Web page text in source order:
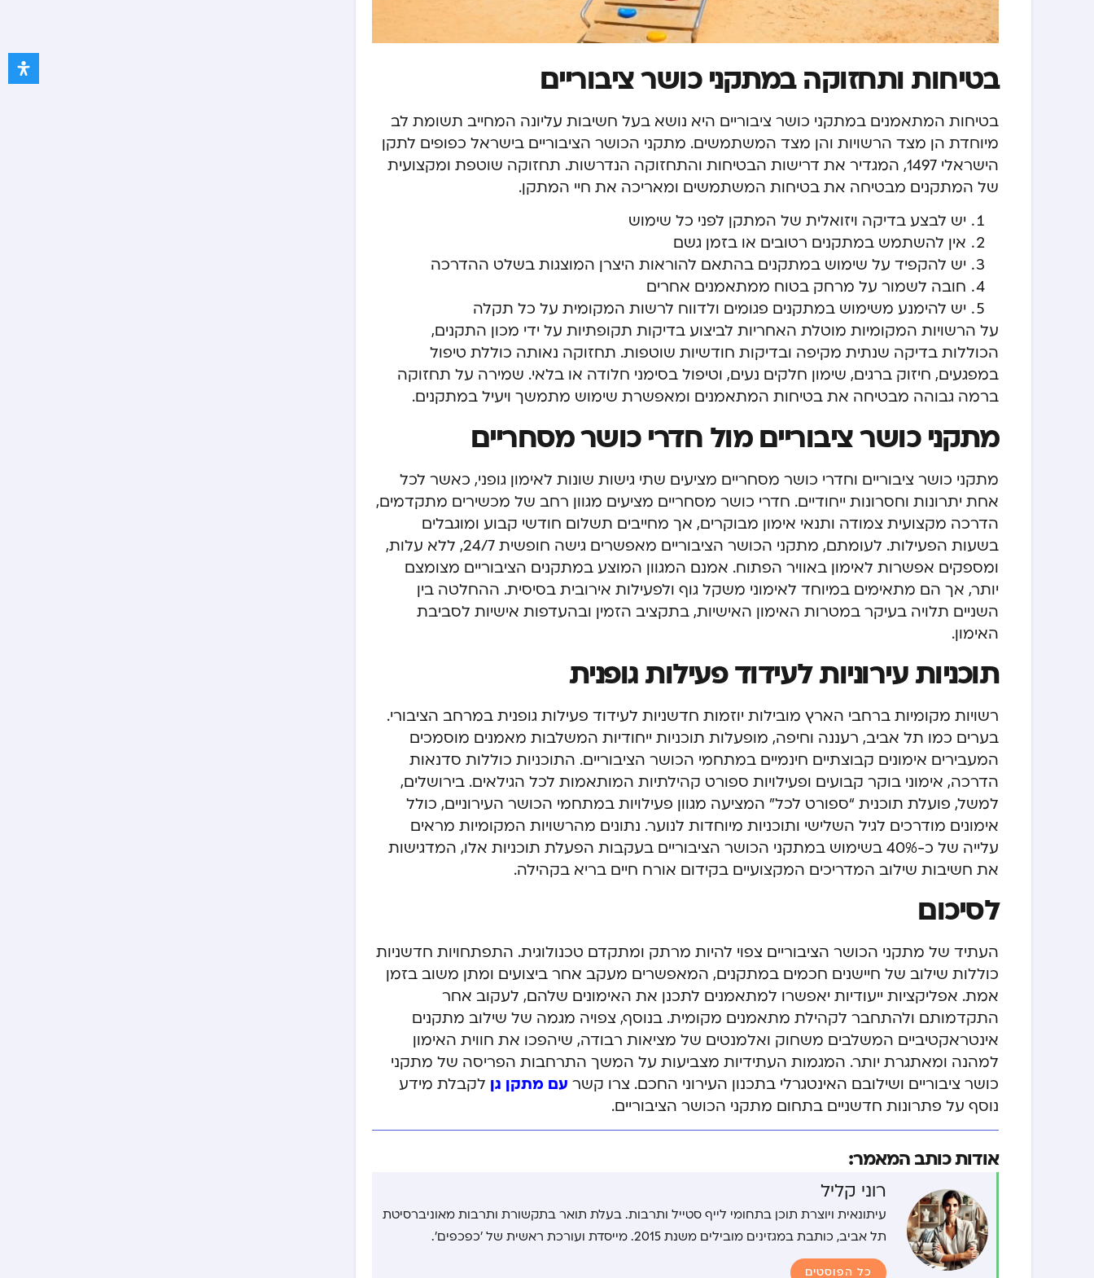
בטיחות ותחזוקה במתקני כושר ציבוריים
בטיחות המתאמנים במתקני כושר ציבוריים היא נושא בעל חשיבות עליונה המחייב תשומת לב
מיוחדת הן מצד הרשויות והן מצד המשתמשים. מתקני הכושר הציבוריים בישראל כפופים לתקן
הישראלי 1497, המגדיר את דרישות הבטיחות והתחזוקה הנדרשות. תחזוקה שוטפת ומקצועית
של המתקנים מבטיחה את בטיחות המשתמשים ומאריכה את חיי המתקן.
יש לבצע בדיקה ויזואלית של המתקן לפני כל שימוש
אין להשתמש במתקנים רטובים או בזמן גשם
יש להקפיד על שימוש במתקנים בהתאם להוראות היצרן המוצגות בשלט ההדרכה
חובה לשמור על מרחק בטוח ממתאמנים אחרים
יש להימנע משימוש במתקנים פגומים ולדווח לרשות המקומית על כל תקלה
על הרשויות המקומיות מוטלת האחריות לביצוע בדיקות תקופתיות על ידי מכון התקנים,
הכוללות בדיקה שנתית מקיפה ובדיקות חודשיות שוטפות. תחזוקה נאותה כוללת טיפול
במפגעים, חיזוק ברגים, שימון חלקים נעים, וטיפול בסימני חלודה או בלאי. שמירה על תחזוקה
ברמה גבוהה מבטיחה את בטיחות המתאמנים ומאפשרת שימוש מתמשך ויעיל במתקנים.
מתקני כושר ציבוריים מול חדרי כושר מסחריים
מתקני כושר ציבוריים וחדרי כושר מסחריים מציעים שתי גישות שונות לאימון גופני, כאשר לכל
אחת יתרונות וחסרונות ייחודיים. חדרי כושר מסחריים מציעים מגוון רחב של מכשירים מתקדמים,
הדרכה מקצועית צמודה ותנאי אימון מבוקרים, אך מחייבים תשלום חודשי קבוע ומוגבלים
בשעות הפעילות. לעומתם, מתקני הכושר הציבוריים מאפשרים גישה חופשית 24/7, ללא עלות,
ומספקים אפשרות לאימון באוויר הפתוח. אמנם המגוון המוצע במתקנים הציבוריים מצומצם
יותר, אך הם מתאימים במיוחד לאימוני משקל גוף ולפעילות אירובית בסיסית. ההחלטה בין
השניים תלויה בעיקר במטרות האימון האישיות, בתקציב הזמין ובהעדפות אישיות לסביבת
האימון.
תוכניות עירוניות לעידוד פעילות גופנית
רשויות מקומיות ברחבי הארץ מובילות יוזמות חדשניות לעידוד פעילות גופנית במרחב הציבורי.
בערים כמו תל אביב, רעננה וחיפה, מופעלות תוכניות ייחודיות המשלבות מאמנים מוסמכים
המעבירים אימונים קבוצתיים חינמיים במתחמי הכושר הציבוריים. התוכניות כוללות סדנאות
הדרכה, אימוני בוקר קבועים ופעילויות ספורט קהילתיות המותאמות לכל הגילאים. בירושלים,
למשל, פועלת תוכנית “ספורט לכל” המציעה מגוון פעילויות במתחמי הכושר העירוניים, כולל
אימונים מודרכים לגיל השלישי ותוכניות מיוחדות לנוער. נתונים מהרשויות המקומיות מראים
עלייה של כ-40% בשימוש במתקני הכושר הציבוריים בעקבות הפעלת תוכניות אלו, המדגישות
את חשיבות שילוב המדריכים המקצועיים בקידום אורח חיים בריא בקהילה.
לסיכום
העתיד של מתקני הכושר הציבוריים צפוי להיות מרתק ומתקדם טכנולוגית. התפתחויות חדשניות
כוללות שילוב של חיישנים חכמים במתקנים, המאפשרים מעקב אחר ביצועים ומתן משוב בזמן
אמת. אפליקציות ייעודיות יאפשרו למתאמנים לתכנן את האימונים שלהם, לעקוב אחר
התקדמותם ולהתחבר לקהילת מתאמנים מקומית. בנוסף, צפויה מגמה של שילוב מתקנים
אינטראקטיביים המשלבים משחוק ואלמנטים של מציאות רבודה, שיהפכו את חווית האימון
למהנה ומאתגרת יותר. המגמות העתידיות מצביעות על המשך התרחבות הפריסה של מתקני
כושר ציבוריים ושילובם האינטגרלי בתכנון העירוני החכם. צרו קשר עם מתקן גן לקבלת מידע
נוסף על פתרונות חדשניים בתחום מתקני הכושר הציבוריים.
אודות כותב המאמר:
רוני קליל
עיתונאית ויוצרת תוכן בתחומי לייף סטייל ותרבות. בעלת תואר בתקשורת ותרבות מאוניברסיטת
תל אביב, כותבת במגזינים מובילים משנת 2015. מייסדת ועורכת ראשית של 'כפכפים'.
כל הפוסטים